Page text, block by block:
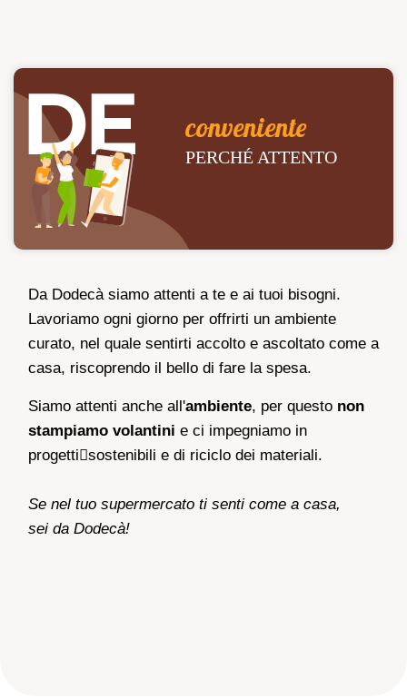
conveniente
PERCHÉ ATTENTO
Da Dodecà siamo attenti a te e ai tuoi bisogni.
Lavoriamo ogni giorno per offrirti un ambiente
curato, nel quale sentirti accolto e ascoltato come a
casa, riscoprendo il bello di fare la spesa.
Siamo attenti anche all'ambiente, per questo non
stampiamo volantini e ci impegniamo in
progetti􀀠sostenibili e di riciclo dei materiali.
Se nel tuo supermercato ti senti come a casa,
sei da Dodecà!